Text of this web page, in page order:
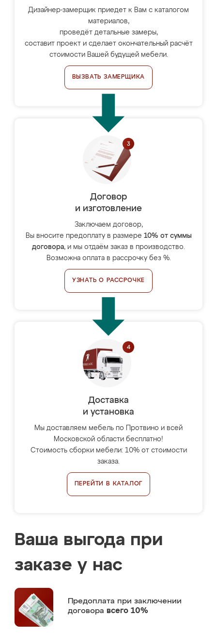
Дизайнер-замерщик приедет к Вам с каталогом
материалов,
проведёт детальные замеры,
составит проект и сделает окончательный расчёт
стоимости Вашей будущей мебели.
ВЫЗВАТЬ ЗАМЕРЩИКА
Договор
и изготовление
Заключаем договор,
Вы вносите предоплату в размере 10% от суммы
договора, и мы отдаём заказ в производство.
Возможна оплата в рассрочку без %.
УЗНАТЬ О РАССРОЧКЕ
Доставка
и установка
Мы доставляем мебель по Протвино и всей
Московской области бесплатно!
Стоимость сборки мебели: 10% от стоимости
заказа.
ПЕРЕЙТИ В КАТАЛОГ
Ваша выгода при
заказе у нас
Предоплата при заключении
договора всего 10%